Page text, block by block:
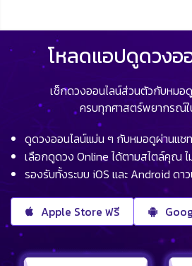
โหลดแอปดูดวงอ
เช็กดวงออนไลน์ส่วนตัวกับหมอ
ครบทุกศาสตร์พยากรณ์ใ
ดูดวงออนไลน์แม่น ๆ กับหมอดูผ่านแช
เลือกดูดวง Online ได้ตามสไตล์คุณ
รองรับทั้งระบบ iOS และ Android ดา
Apple Store ฟรี